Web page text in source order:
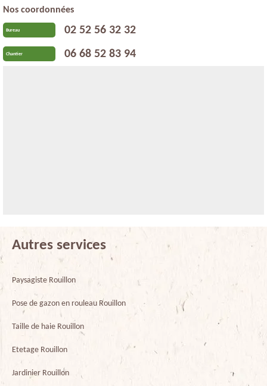
Nos coordonnées
Bureau 02 52 56 32 32
Chantier 06 68 52 83 94
Autres services
Paysagiste Rouillon
Pose de gazon en rouleau Rouillon
Taille de haie Rouillon
Etetage Rouillon
Jardinier Rouillon